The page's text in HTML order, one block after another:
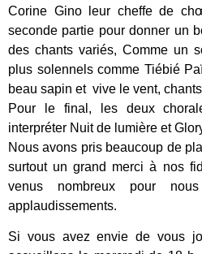
Corine Gino leur cheffe de
seconde partie pour donner un
des chants variés, Comme un
plus solennels comme Tiébié
beau sapin et vive le vent,
Pour le final, les deux
interpréter Nuit de lumière et
Nous avons pris beaucoup de
surtout un grand merci à nos
venus nombreux pour
applaudissements.
Si vous avez envie de vous